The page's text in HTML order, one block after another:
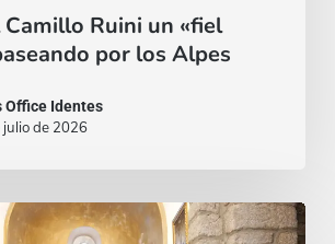
Ruini un «fiel
por los Alpes
Office Identes
julio de 2026